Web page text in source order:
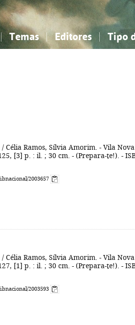
Temas Editores Tipo
/ Célia Ramos, Sílvia Amorim. - Vila
[3] p. : il. ; 30 cm. - (Prepara-te!). -
2003657
/ Célia Ramos, Sílvia Amorim. - Vila
[1] p. : il. ; 30 cm. - (Prepara-te!). -
2003593